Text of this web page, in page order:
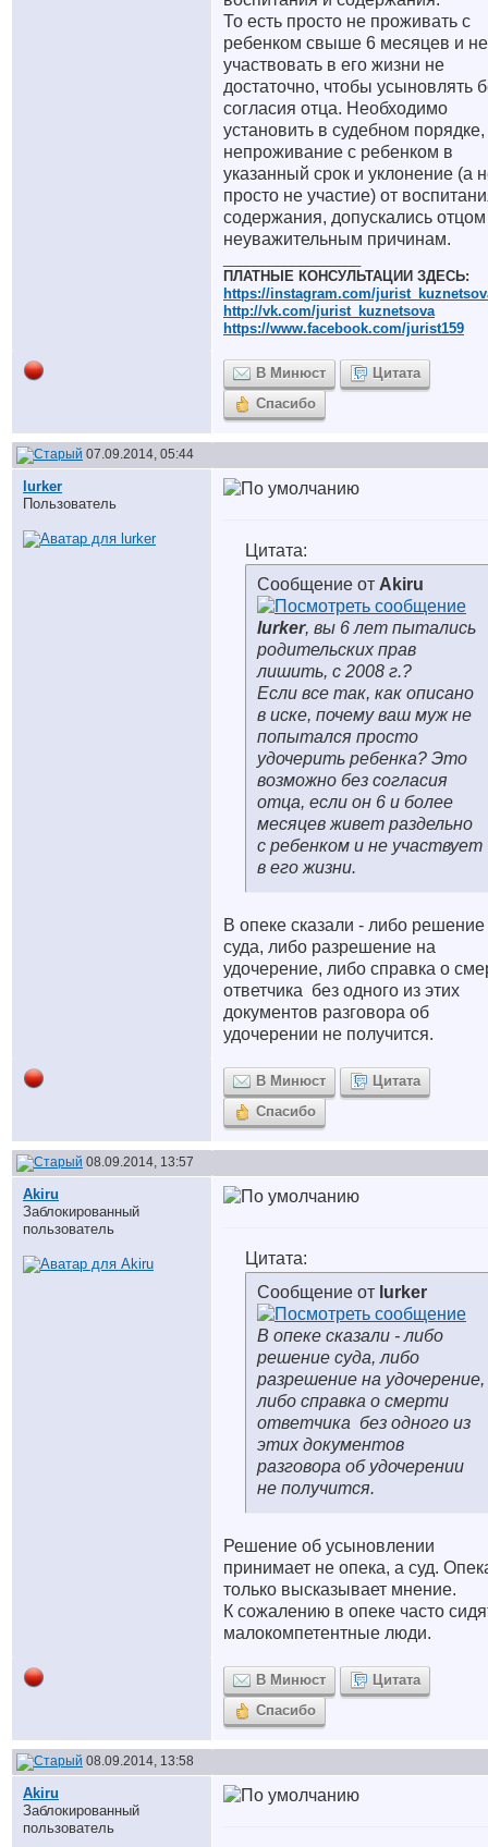
То есть просто не проживать с
ребенком свыше 6 месяцев и не
участвовать в его жизни не
достаточно, чтобы усыновлять
согласия отца. Необходимо
установить в судебном порядке,
непроживание с ребенком в
указанный срок и уклонение (а
просто не участие) от
содержания, допускались
неуважительным причинам.
ПЛАТНЫЕ КОНСУЛЬТАЦИИ ЗДЕСЬ:
https://instagram.com/
http://vk.com/jurist_kuznetsova
https://www.facebook.com/jurist159
В Минюст
Цитата
Спасибо
07.09.2014, 05:44
lurker
Пользователь
Цитата:
Сообщение от Akiru
lurker, вы 6 лет пытались
родительских прав
лишить, с 2008 г.?
Если все так, как описано
в иске, почему ваш муж не
попытался просто
удочерить ребенка? Это
возможно без согласия
отца, если он 6 и более
месяцев живет раздельно
с ребенком и не участвует
в его жизни.
В опеке сказали - либо решение
суда, либо разрешение на
удочерение, либо справка о
ответчика без одного из этих
документов разговора об
удочерении не получится.
В Минюст
Цитата
Спасибо
08.09.2014, 13:57
Akiru
Заблокированный
пользователь
Цитата:
Сообщение от lurker
В опеке сказали - либо
решение суда, либо
разрешение на удочерение,
либо справка о смерти
ответчика без одного из
этих документов
разговора об удочерении
не получится.
Решение об усыновлении
принимает не опека, а суд.
только высказывает мнение.
К сожалению в опеке часто
малокомпетентные люди.
В Минюст
Цитата
Спасибо
08.09.2014, 13:58
Akiru
Заблокированный
пользователь